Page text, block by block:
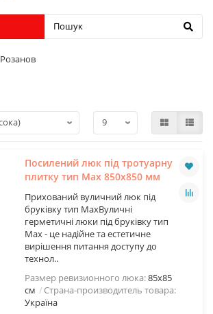
Розанов
Посилений люк під тротуарну
плитку тип Мах 850х850 мм
Прихований вуличний люк під
бруківку тип МахВуличні
герметичні люки під бруківку тип
Max - це надійне та естетичне
вирішення питання доступу до
технол..
Размер ревизионного люка:85х85
см
Страна-производитель товара:
Україна